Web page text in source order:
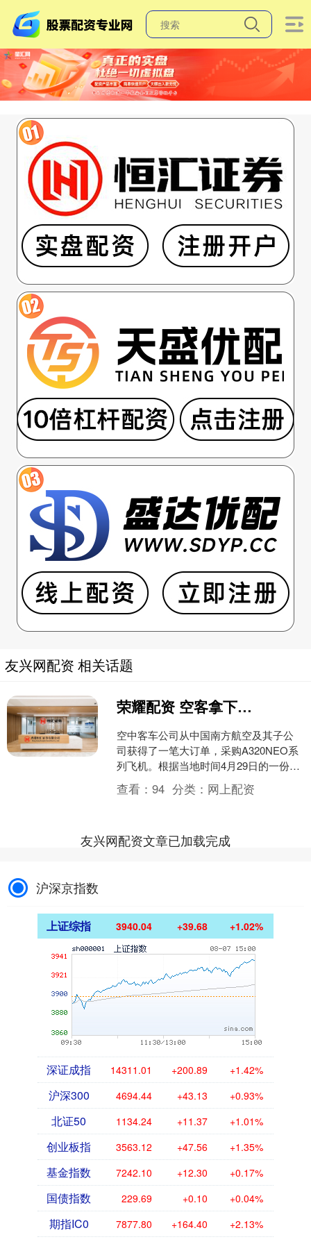
友兴网配资 相关话题
荣耀配资 空客拿下大订单,来自中国:南航采购137架飞机
空中客车公司从中国南方航空及其子公
司获得了一笔大订单，采购A320NEO系
列飞机。根据当地时间4月29日的一份文
件，该交易包括为中国南方航空提供102
架飞机，为....
查看：94 分类： 网上配资
友兴网配资文章已加载完成
沪深京指数
上证综指 3940.04 +39.68 +1.02%
深证成指 14311.01 +200.89 +1.42%
沪深300 4694.44 +43.13 +0.93%
北证50 1134.24 +11.37 +1.01%
创业板指 3563.12 +47.56 +1.35%
基金指数 7242.10 +12.30 +0.17%
国债指数 229.69 +0.10 +0.04%
期指IC0 7877.80 +164.40 +2.13%